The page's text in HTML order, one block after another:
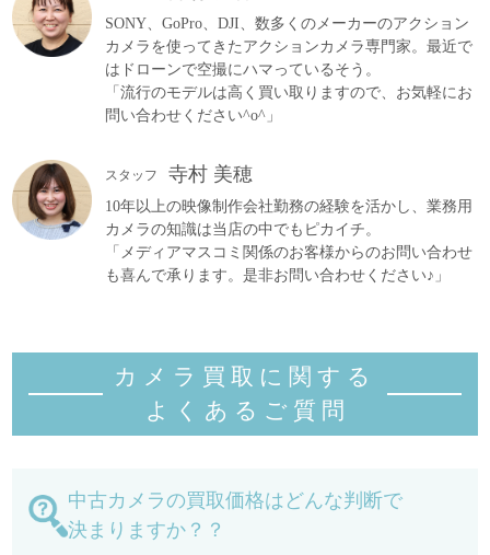
SONY、GoPro、DJI、数多くのメーカーのアクション
カメラを使ってきたアクションカメラ専門家。最近で
はドローンで空撮にハマっているそう。
「流行のモデルは高く買い取りますので、お気軽にお
問い合わせください^o^」
スタッフ 寺村 美穂
10年以上の映像制作会社勤務の経験を活かし、業務用
カメラの知識は当店の中でもピカイチ。
「メディアマスコミ関係のお客様からのお問い合わせ
も喜んで承ります。是非お問い合わせください♪」
カメラ買取に関する
よくあるご質 問
中古カメラの買取価格はどんな判断で
決まりますか？？